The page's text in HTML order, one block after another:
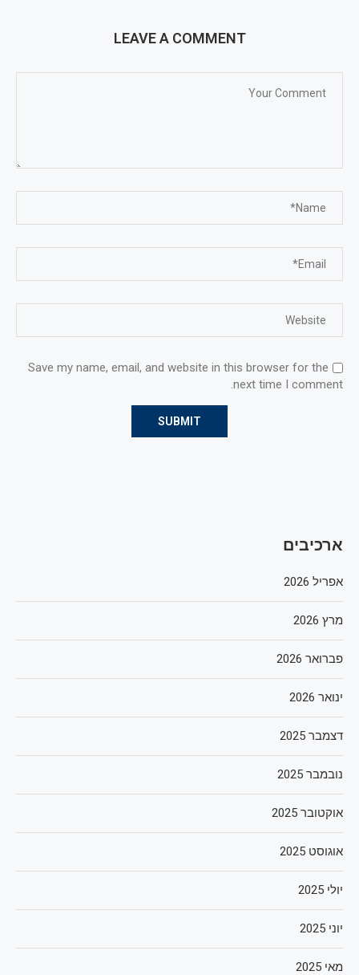
LEAVE A COMMENT
Save my name, email, and website in this browser for the
next time I comment.
ארכיבים
אפריל 2026
מרץ 2026
פברואר 2026
ינואר 2026
דצמבר 2025
נובמבר 2025
אוקטובר 2025
אוגוסט 2025
יולי 2025
יוני 2025
מאי 2025